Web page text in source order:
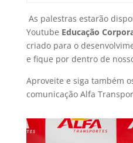
As palestras estarão
Youtube Educação
criado para o
e fique por dentro de
Aproveite e siga também
comunicação Alfa